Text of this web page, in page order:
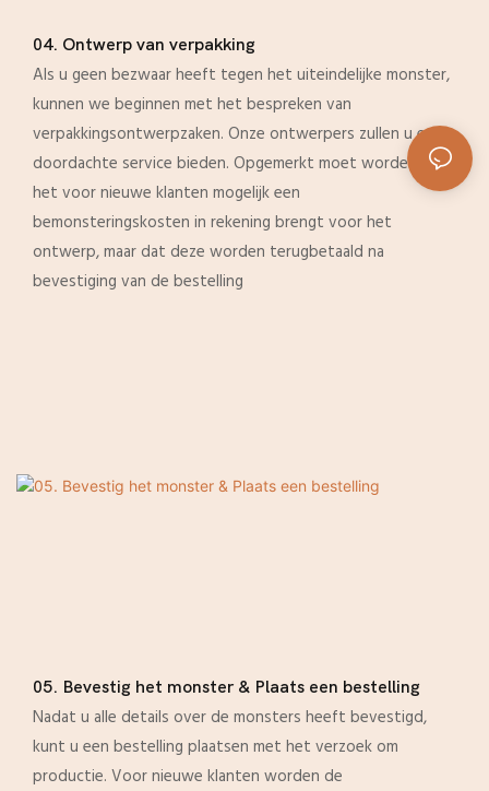
04. Ontwerp van verpakking
Als u geen bezwaar heeft tegen het uiteindelijke monster,
kunnen we beginnen met het bespreken van
verpakkingsontwerpzaken. Onze ontwerpers zullen u een
doordachte service bieden. Opgemerkt moet worden dat
het voor nieuwe klanten mogelijk een
bemonsteringskosten in rekening brengt voor het
ontwerp, maar dat deze worden terugbetaald na
bevestiging van de bestelling
05. Bevestig het monster & Plaats een bestelling
Nadat u alle details over de monsters heeft bevestigd,
kunt u een bestelling plaatsen met het verzoek om
productie. Voor nieuwe klanten worden de